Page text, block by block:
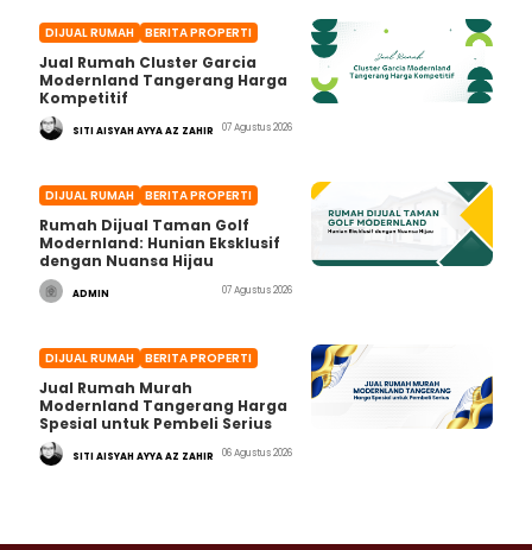
DIJUAL RUMAH BERITA PROPERTI
Jual Rumah Cluster Garcia
Modernland Tangerang Harga
Kompetitif
SITI AISYAH AYYA AZ ZAHIR 07 Agustus 2026
DIJUAL RUMAH BERITA PROPERTI
Rumah Dijual Taman Golf
Modernland: Hunian Eksklusif
dengan Nuansa Hijau
ADMIN 07 Agustus 2026
DIJUAL RUMAH BERITA PROPERTI
Jual Rumah Murah
Modernland Tangerang Harga
Spesial untuk Pembeli Serius
SITI AISYAH AYYA AZ ZAHIR 06 Agustus 2026